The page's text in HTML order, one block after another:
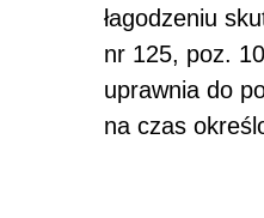
łagodzeniu
nr 125, poz.
uprawnia do
na czas